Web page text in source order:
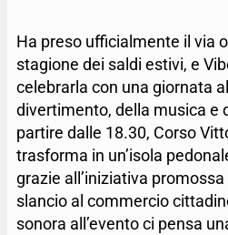
Ha preso ufficialmente il via
stagione dei saldi estivi, e
celebrarla con una giornata
divertimento, della musica e
partire dalle 18.30, Corso
trasforma in un’isola
grazie all’iniziativa
slancio al commercio
sonora all’evento ci pensa